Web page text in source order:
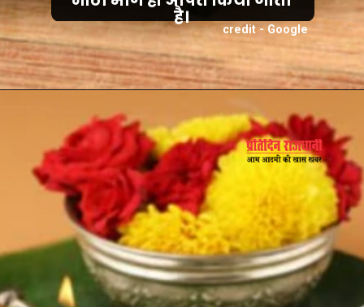
credit - Google
है।